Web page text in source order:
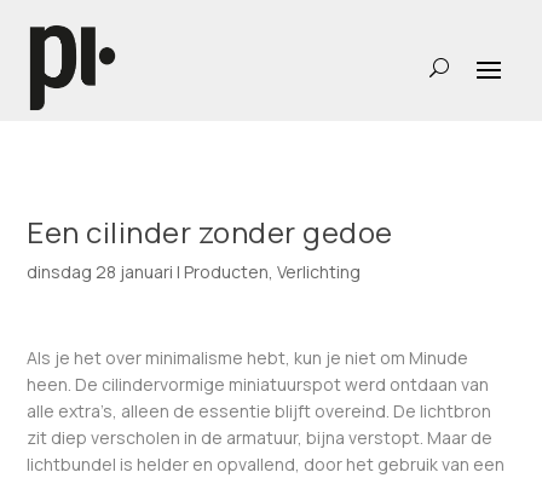
Een cilinder zonder gedoe
dinsdag 28 januari | Producten,Verlichting
Als je het over minimalisme hebt, kun je niet om Minude
heen. De cilindervormige miniatuurspot werd ontdaan van
alle extra’s, alleen de essentie blijft overeind. De lichtbron
zit diep verscholen in de armatuur, bijna verstopt. Maar de
lichtbundel is helder en opvallend, door het gebruik van een